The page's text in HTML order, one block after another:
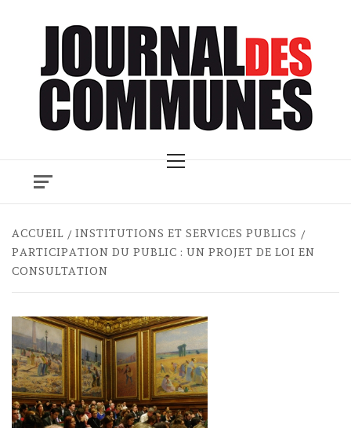
Menu
ACCUEIL
INSTITUTIONS ET SERVICES PUBLICS
PARTICIPATION DU PUBLIC : UN PROJET DE LOI EN
CONSULTATION